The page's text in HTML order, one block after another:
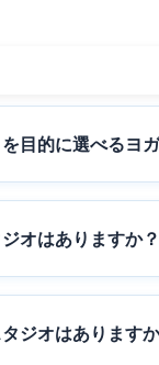
目的に選べるヨ
オはありますか？
ジオはあります